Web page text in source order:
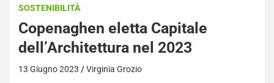
SOSTENIBILITÀ
Copenaghen eletta Capitale
dell’Architettura nel 2023
13 Giugno 2023 Virginia Grozio